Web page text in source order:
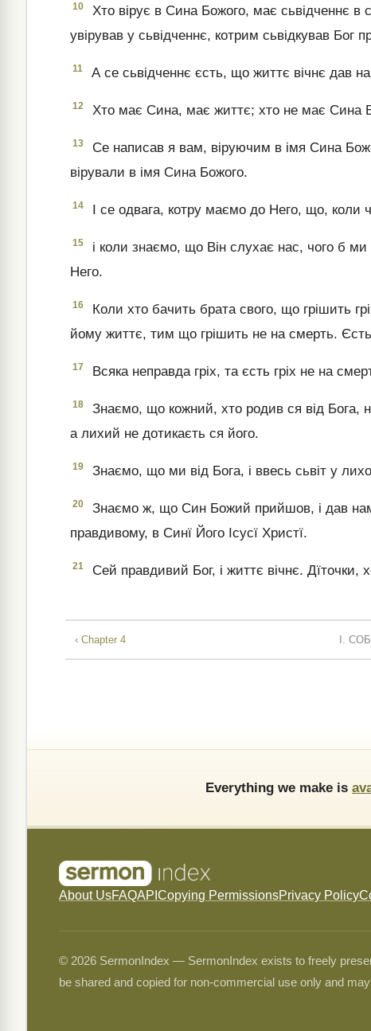
10
Хто вірує в Сина Божого, має сьвідченнє в
увірував у сьвідченнє, котрим сьвідкував Бог
11 А се сьвідченнє єсть, що життє вічнє дав
12 Хто має Сина, має життє; хто не має Сина
13
Се написав я вам, віруючим в імя Сина
вірували в імя Сина Божого.
14 І се одвага, котру маємо до Него, що, коли
15
і коли знаємо, що Він слухає нас, чого б
Него.
16
Коли хто бачить брата свого, що грішить
йому життє, тим що грішить не на смерть.
17 Всяка неправда гріх, та єсть гріх не на
18
Знаємо, що кожний, хто родив ся від Бога,
а лихий не дотикаєть ся його.
19 Знаємо, що ми від Бога, і ввесь сьвіт у
20
Знаємо ж, що Син Божий прийшов, і дав
правдивому, в Синї Його Ісусї Христї.
21 Сей правдивий Бог, і життє вічнє. Дїточки,
‹ Chapter 4 I.
Everything we make is
About UsFAQAPI Copying PermissionsPrivacy Policy
© 2026 SermonIndex — SermonIndex exists to freely
be shared and copied for non-commercial use only and